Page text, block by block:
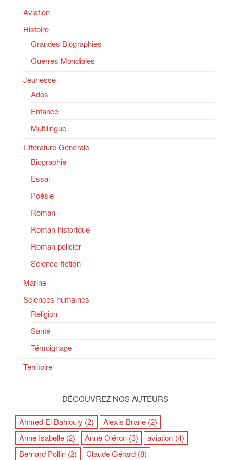
Aviation
Histoire
Grandes Biographies
Guerres Mondiales
Jeunesse
Ados
Enfance
Multilingue
Littérature Générale
Biographie
Essai
Poésie
Roman
Roman historique
Roman policier
Science-fiction
Marine
Sciences humaines
Religion
Santé
Témoignage
Territoire
DÉCOUVREZ NOS AUTEURS
Ahmed El Bahlouly (2) Alexis Brane (2)
Anne Isabelle (2) Anne Oléron (3) aviation (4)
Bernard Pollin (2) Claude Gérard (8)